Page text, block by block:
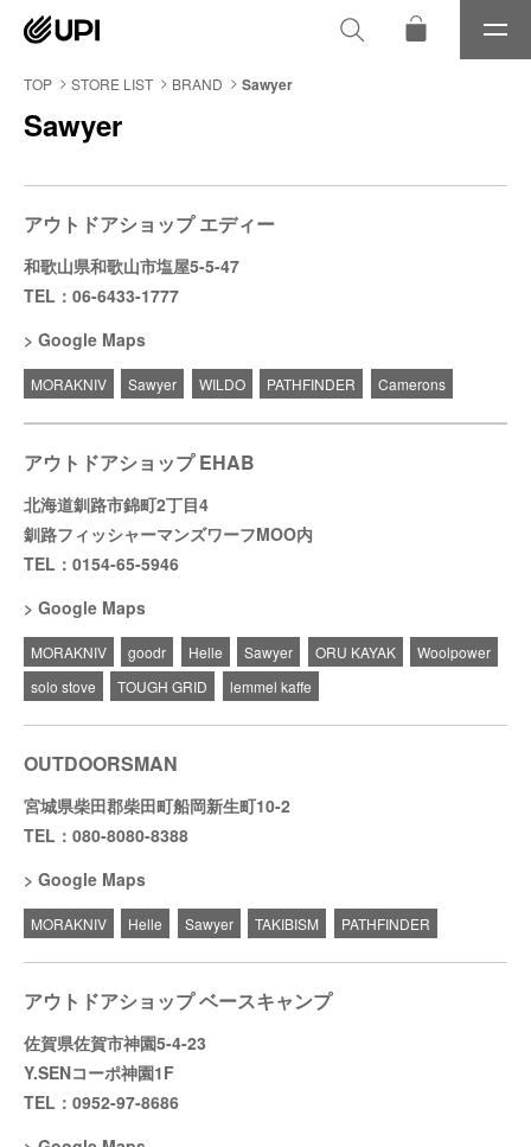
メ
ニ
TOP STORE LIST BRAND Sawyer
Sawyer
アウトドアショップ エディー
和歌山県和歌山市塩屋5-5-47
TEL：06-6433-1777
Google Maps
MORAKNIV Sawyer WILDO PATHFINDER Camerons
アウトドアショップ EHAB
北海道釧路市錦町2丁目4
釧路フィッシャーマンズワーフMOO内
TEL：0154-65-5946
Google Maps
MORAKNIV goodr Helle Sawyer ORU KAYAK
Woolpower
solo stove
TOUGH GRID lemmel kaffe
OUTDOORSMAN
宮城県柴田郡柴田町船岡新生町10-2
TEL：080-8080-8388
Google Maps
MORAKNIV Helle Sawyer TAKIBISM PATHFINDER
アウトドアショップ ベースキャンプ
佐賀県佐賀市神園5-4-23
Y.SENコーポ神園1F
TEL：0952-97-8686